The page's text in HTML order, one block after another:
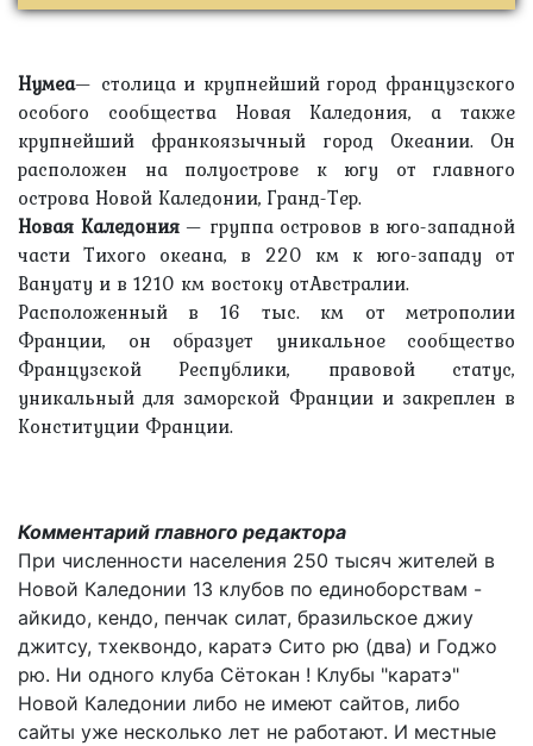
Нумеа— столица и крупнейший город французского
особого сообщества Новая Каледония, а также
крупнейший франкоязычный город Океании. Он
расположен на полуострове к югу от главного
острова Новой Каледонии, Гранд-Тер.
Новая Каледония— группа островов в юго-западной
части Тихого океана, в 220 км к юго-западу от
Вануату и в 1210 км востоку отАвстралии.
Расположенный в 16 тыс. км от метрополии
Франции, он образует уникальное сообщество
Французской Республики, правовой статус,
уникальный для заморской Франции и закреплен в
Конституции Франции.
Комментарий главного редактора
При численности населения 250 тысяч жителей в
Новой Каледонии 13 клубов по единоборствам -
айкидо, кендо, пенчак силат, бразильское джиу
джитсу, тхеквондо, каратэ Сито рю (два) и Годжо
рю. Ни одного клуба Сётокан ! Клубы "каратэ"
Новой Каледонии либо не имеют сайтов, либо
сайты уже несколько лет не работают. И местные